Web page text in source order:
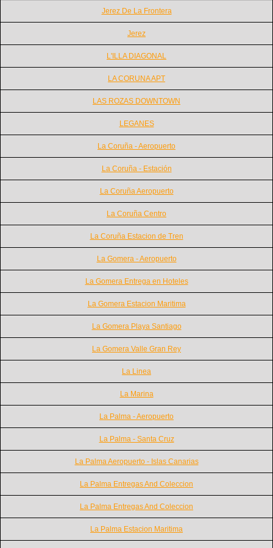
Jerez De La Frontera
Jerez
L'ILLA DIAGONAL
LA CORUNA APT
LAS ROZAS DOWNTOWN
LEGANES
La Coruña - Aeropuerto
La Coruña - Estación
La Coruña Aeropuerto
La Coruña Centro
La Coruña Estacion de Tren
La Gomera - Aeropuerto
La Gomera Entrega en Hoteles
La Gomera Estacion Maritima
La Gomera Playa Santiago
La Gomera Valle Gran Rey
La Linea
La Marina
La Palma - Aeropuerto
La Palma - Santa Cruz
La Palma Aeropuerto - Islas Canarias
La Palma Entregas And Coleccion
La Palma Entregas And Coleccion
La Palma Estacion Maritima